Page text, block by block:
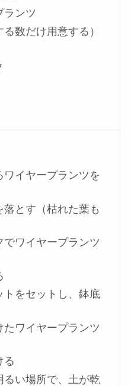
ランツ
数だけ用意する）
イヤープランツを
とす（枯れた葉も
ワイヤープランツ
トをセットし、鉢底
ワイヤープランツ
る
い場所で、土が乾